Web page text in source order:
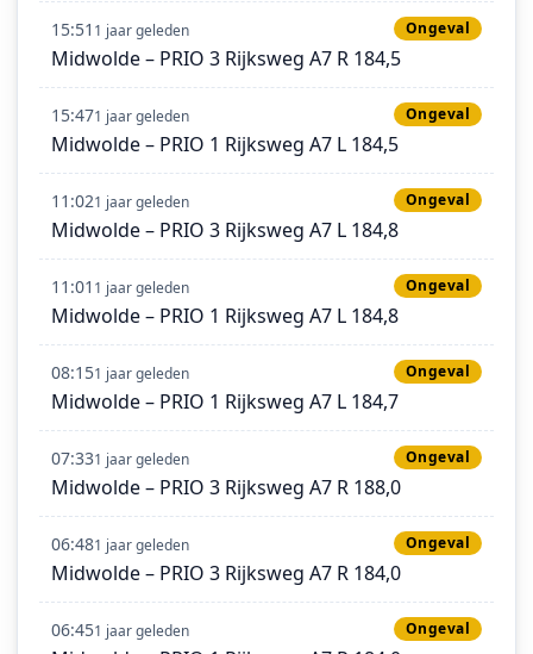
15:51 1 jaar geleden Ongeval
Midwolde – PRIO 3 Rijksweg A7 R 184,5
15:471 jaar geleden Ongeval
Midwolde – PRIO 1 Rijksweg A7 L 184,5
11:021 jaar geleden Ongeval
Midwolde – PRIO 3 Rijksweg A7 L 184,8
11:01 1 jaar geleden Ongeval
Midwolde – PRIO 1 Rijksweg A7 L 184,8
08:151 jaar geleden Ongeval
Midwolde – PRIO 1 Rijksweg A7 L 184,7
07:331 jaar geleden Ongeval
Midwolde – PRIO 3 Rijksweg A7 R 188,0
06:481 jaar geleden Ongeval
Midwolde – PRIO 3 Rijksweg A7 R 184,0
06:451 jaar geleden Ongeval